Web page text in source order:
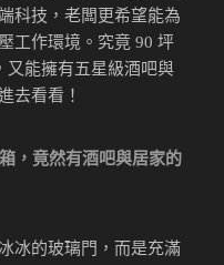
科技，老闆更希望能為
工作環境。究竟 90 坪
又能擁有五星級酒吧與
去看看！
，竟然有酒吧與居家的
冰的玻璃門，而是充滿